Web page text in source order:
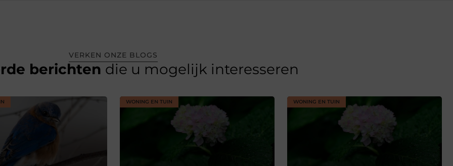
VERKEN ONZE BLOGS
berichten die u mogelijk interesseren
WONING EN TUIN WONING EN TUIN